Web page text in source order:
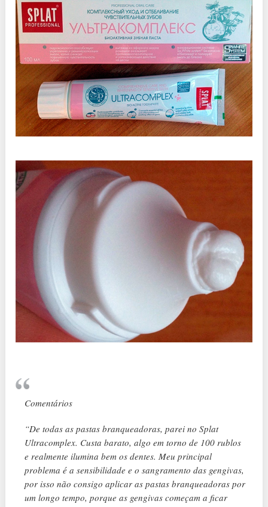
Comentários
“De todas as pastas branqueadoras, parei no Splat
Ultracomplex. Custa barato, algo em torno de 100 rublos
e realmente ilumina bem os dentes. Meu principal
problema é a sensibilidade e o sangramento das gengivas,
por isso não consigo aplicar as pastas branqueadoras por
um longo tempo, porque as gengivas começam a ficar